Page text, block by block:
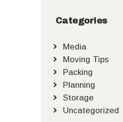
Categories
Media
Moving Tips
Packing
Planning
Storage
Uncategorized